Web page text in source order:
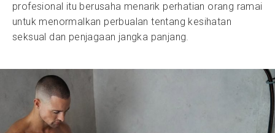
profesional itu berusaha menarik perhatian orang ramai
untuk menormalkan perbualan tentang kesihatan
seksual dan penjagaan jangka panjang.